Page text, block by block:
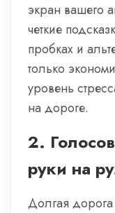
экран вашего
четкие
пробках и
только
уровень
на дороге.
2.
руки на
Долгая дорога